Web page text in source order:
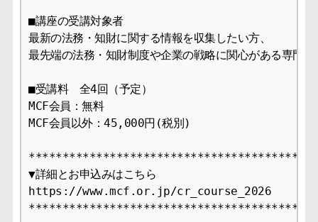
■講座の受講対象者
最新の法務・知財に関する情報を収集したい方、
最先端の法務・知財制度や企業の戦略に関心がある専門家
■受講料　全4回（予定）
MCF会員：無料
MCF会員以外：45,000円(税別)
▼詳細とお申込みはこちら
https://www.mcf.or.jp/cr_course_2026